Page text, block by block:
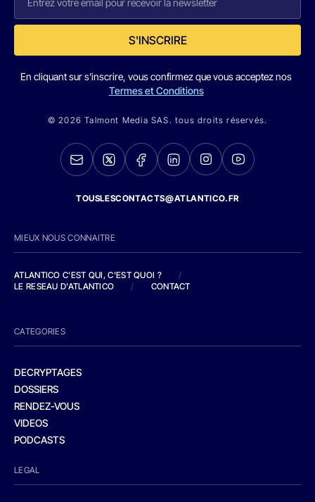
S'INSCRIRE
En cliquant sur s'inscrire, vous confirmez que vous acceptez nos
Termes et Conditions
© 2026 Talmont Media SAS. tous droits réservés.
TOUSLESCONTACTS@ATLANTICO.FR
MIEUX NOUS CONNAITRE
ATLANTICO C'EST QUI, C'EST QUOI ?
/
LE RESEAU D'ATLANTICO
/ CONTACT
CATEGORIES
DECRYPTAGES
DOSSIERS
RENDEZ-VOUS
VIDEOS
PODCASTS
LEGAL